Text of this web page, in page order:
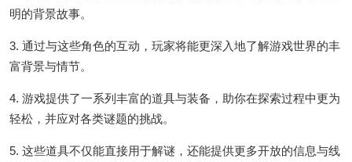
明的背景故事。
3. 通过与这些角色的互动，玩家将能更深入地了解游戏世界的丰
富背景与情节。
4. 游戏提供了一系列丰富的道具与装备，助你在探索过程中更为
轻松，并应对各类谜题的挑战。
5. 这些道具不仅能直接用于解谜，还能提供更多开放的信息与线